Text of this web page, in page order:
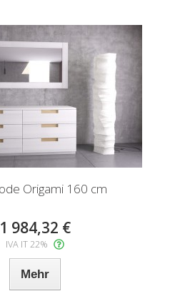
Origami 160 cm
1 984,32 €
IVA IT 22%
Mehr